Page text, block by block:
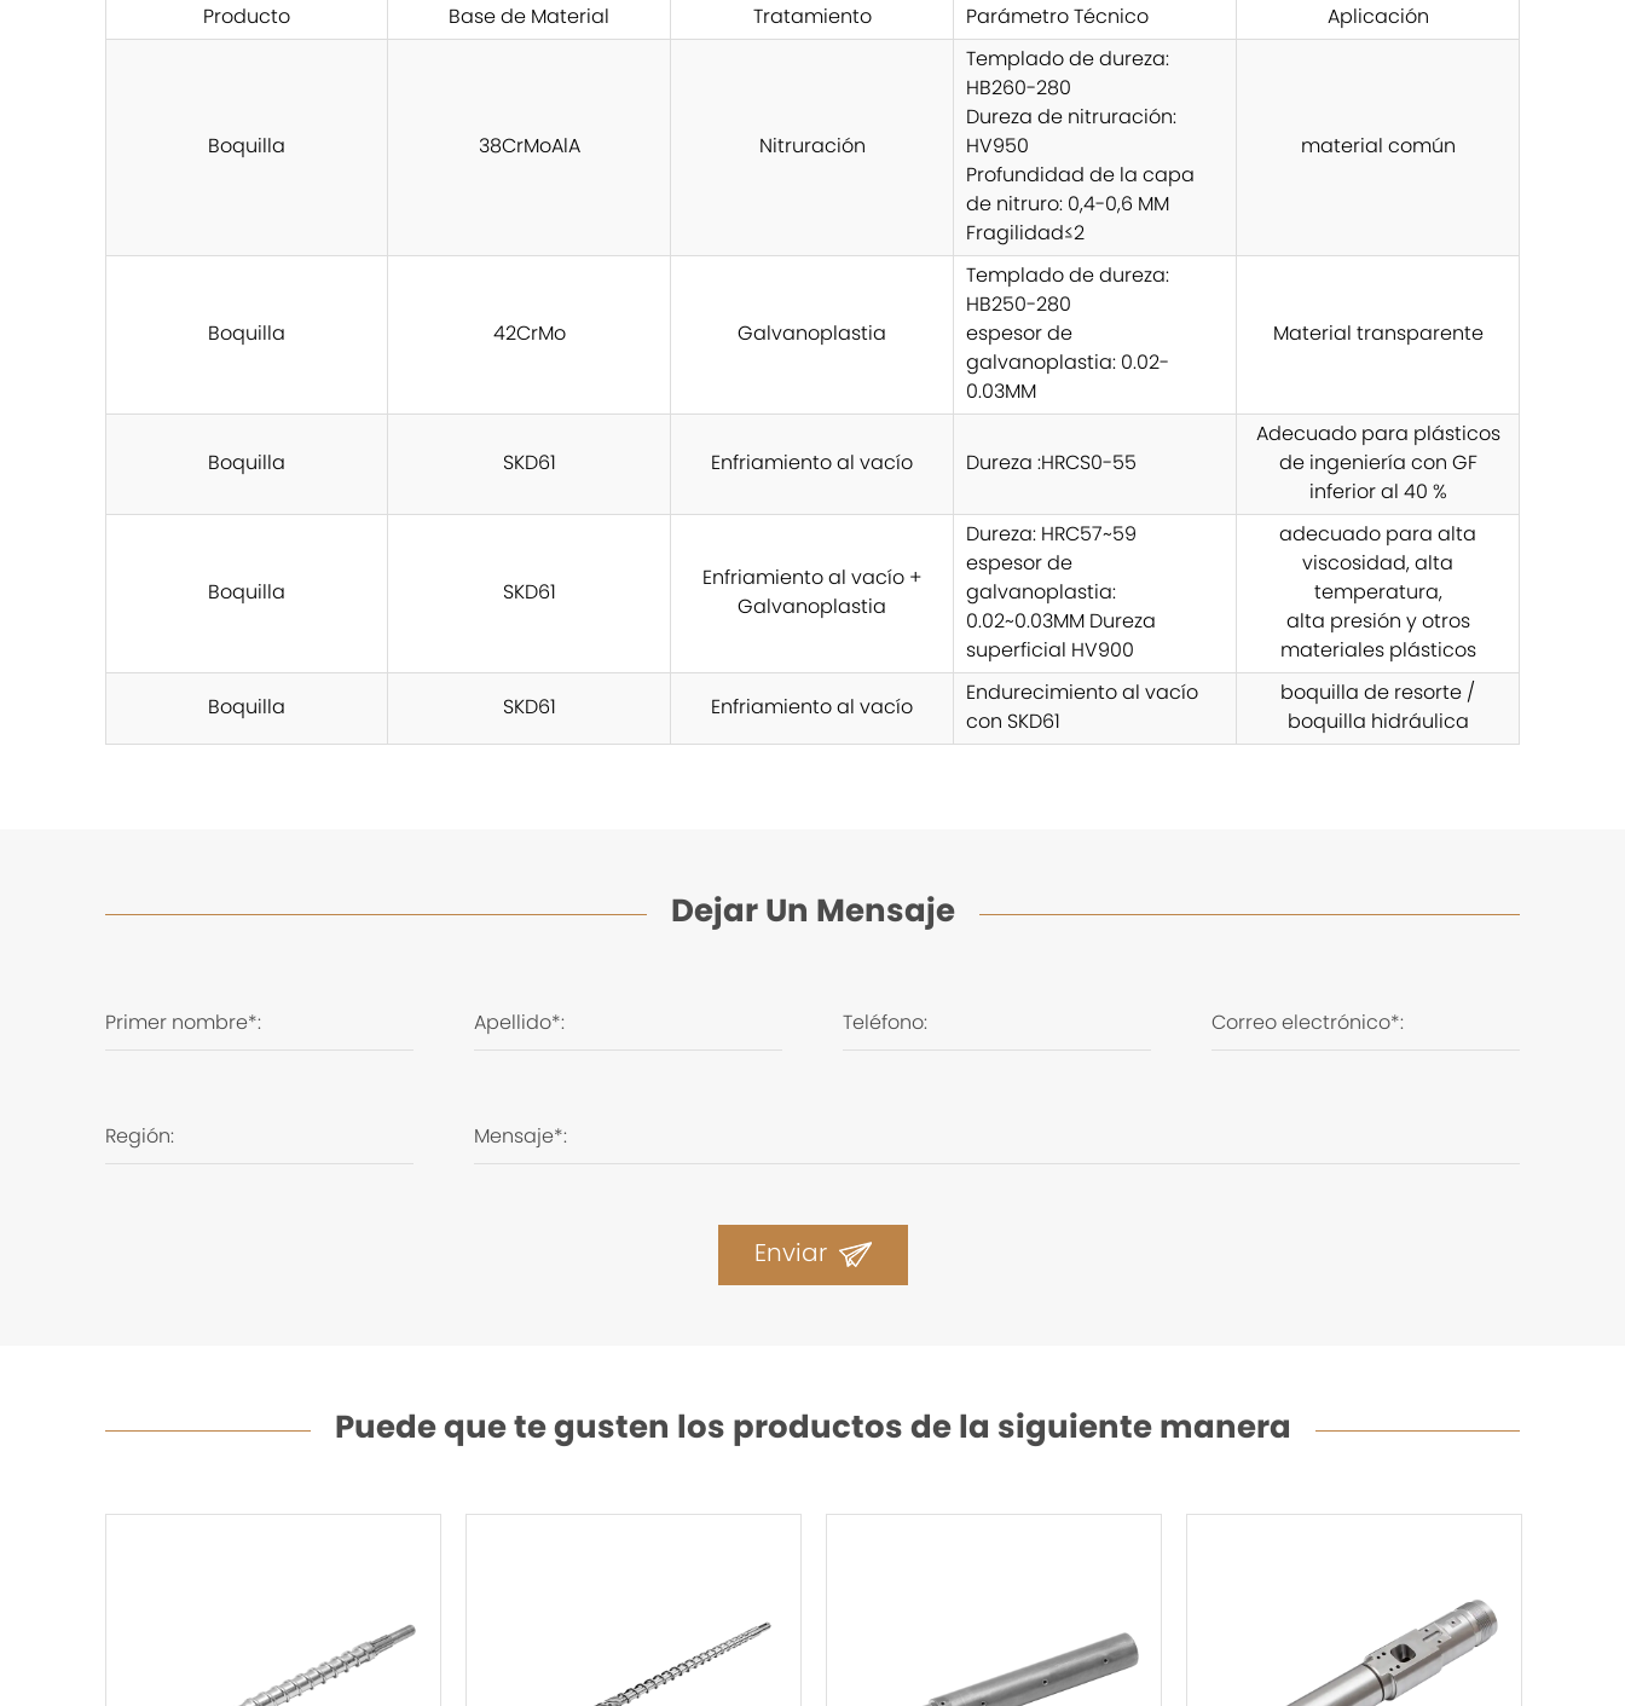
Producto Base de Material Tratamiento Parámetro Técnico Aplicación
Boquilla 38CrMoAlA Nitruración
Templado de dureza:
HB260-280
Dureza de nitruración:
HV950
Profundidad de la capa
de nitruro: 0,4-0,6 MM
Fragilidad≤2
material común
Boquilla 42CrMo Galvanoplastia
Templado de dureza:
HB250-280
espesor de
galvanoplastia: 0.02-
0.03MM
Material transparente
Boquilla SKD61 Enfriamiento al vacío Dureza :HRCS0-55
Adecuado para plásticos
de ingeniería con GF
inferior al 40 %
Boquilla SKD61
Enfriamiento al vacío +
Galvanoplastia
Dureza: HRC57~59
espesor de
galvanoplastia:
0.02~0.03MM Dureza
superficial HV900
adecuado para alta
viscosidad, alta
temperatura,
alta presión y otros
materiales plásticos
Boquilla
SKD61 Enfriamiento al vacío
Endurecimiento al vacío
con SKD61
boquilla de resorte /
boquilla hidráulica
Dejar Un Mensaje
Enviar
Puede que te gusten los productos de la siguiente manera